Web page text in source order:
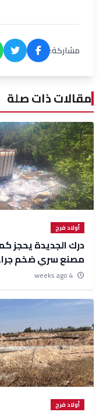
مشاركة:
مقالات ذات صلة
أولاد فرج
درك الجديدة يحجز
مصنع سري ضخم
أولاد فرج